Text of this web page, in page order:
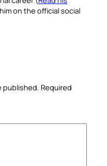
on the official social
published. Required